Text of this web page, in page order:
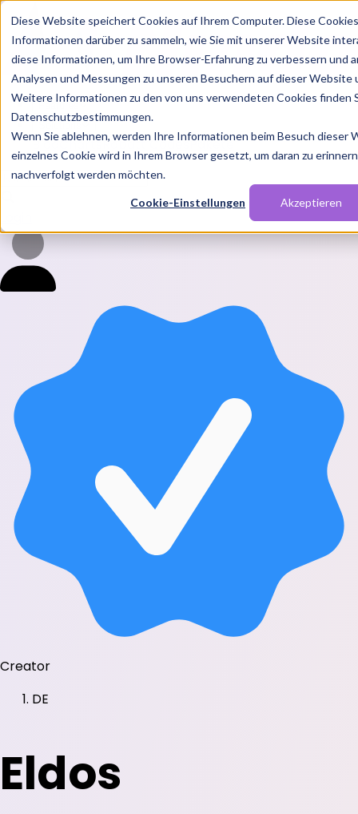
Diese Website speichert Cookies auf Ihrem Computer. Diese
Informationen darüber zu sammeln, wie Sie mit unserer Website
diese Informationen, um Ihre Browser-Erfahrung zu verbessern und
Analysen und Messungen zu unseren Besuchern auf dieser Website
Weitere Informationen zu den von uns verwendeten Cookies finden
Datenschutzbestimmungen.
Wenn Sie ablehnen, werden Ihre Informationen beim Besuch dieser
einzelnes Cookie wird in Ihrem Browser gesetzt, um daran zu
nachverfolgt werden möchten.
Cookie-Einstellungen Akzeptieren
Features
Solutions
BlogChartsRabatt CodesPakete
Creator
DE
Eldos